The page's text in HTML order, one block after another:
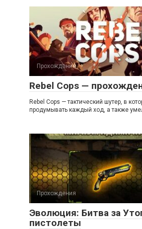
Прохождения
Rebel Cops —
Rebel Cops — тактический шутер, в
продумывать каждый ход, а также
Прохождения
Эволюция: Битва за
пистолеты